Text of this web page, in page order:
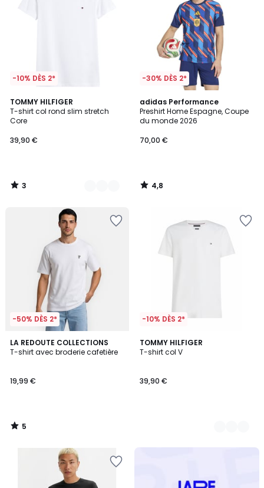
-10% DÈS 2*
TOMMY HILFIGER
T-shirt col rond slim stretch
Core
39,90 €
3
/
5
3
Couleurs
3
/
-30% DÈS 2*
adidas Performance
Preshirt Home Espagne, Coupe
du monde 2026
70,00 €
4,8
/ 5
4,8
/
-50% DÈS 2*
LA REDOUTE COLLECTIONS
T-shirt avec broderie cafetière
19,99 €
5
/
5
/
-10% DÈS 2*
TOMMY HILFIGER
T-shirt col V
39,90 €
3
Couleurs